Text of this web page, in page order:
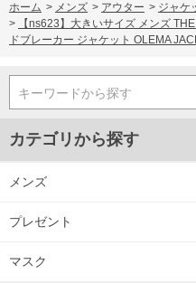
ホーム > メンズ > アウター > ジャケ
>
【ns623】大きいサイズ メンズ
ドブレーカー ジャケット OLEMA
キーワードから探す
カテゴリから探す
メンズ
プレゼント
マスク